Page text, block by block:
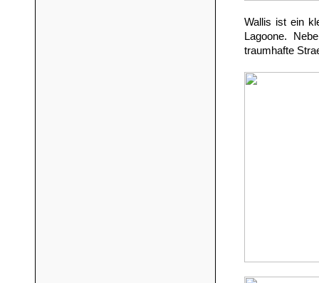
Wallis ist ein
Lagoone.
traumhafte